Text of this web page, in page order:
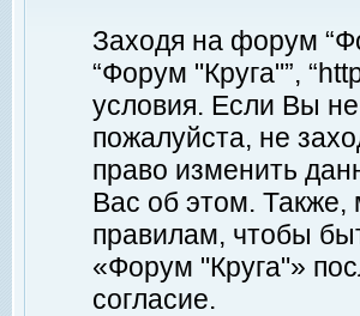
Заходя на форум
“Форум "Круга"”,
условия. Если Вы
пожалуйста, не
право изменить
Вас об этом.
правилам, чтобы
«Форум "Круга"»
согласие.